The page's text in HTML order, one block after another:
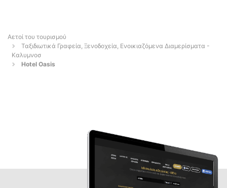
Αετοί του τουρισμού
Ταξιδιωτικά Γραφεία, Ξενοδοχεία, Ενοικιαζόμενα Διαμερίσματα -
Καλυμνοσ
Hotel Oasis